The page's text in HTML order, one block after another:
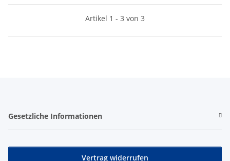
Artikel 1 - 3 von 3
Gesetzliche Informationen
Vertrag widerrufen